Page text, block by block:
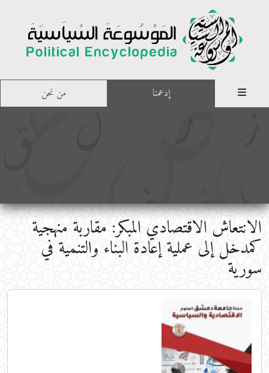
إدعمنا من نحن
الانتعاش الاقتصادي المبكر: مقاربة منهجية
كمدخل إلى عملية إعادة البناء والتنمية في
سورية